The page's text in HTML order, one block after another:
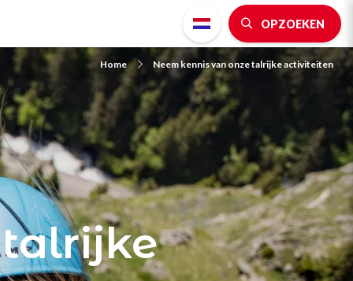
OPZOEKEN
Home Neem kennis van onze talrijke activiteiten